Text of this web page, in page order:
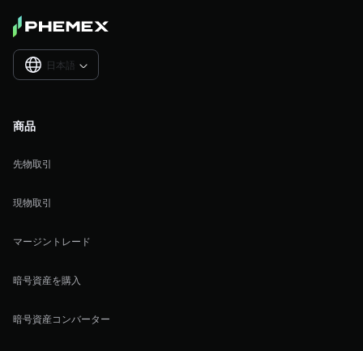
日本語 
商品
先物取引
現物取引
マージントレード
暗号資産を購入
暗号資産コンバーター